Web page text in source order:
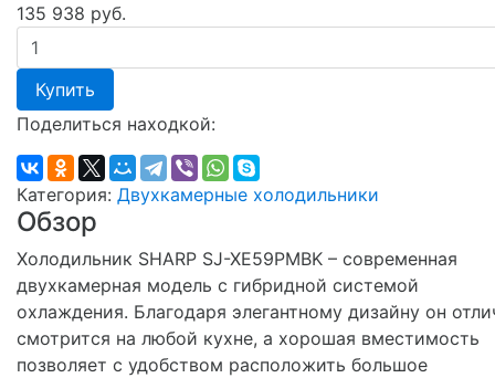
135 938 руб.
Купить
Поделиться находкой:
Категория: Двухкамерные холодильники
Обзор
Холодильник SHARP SJ-XE59PMBK – современная
двухкамерная модель с гибридной системой
охлаждения. Благодаря элегантному дизайну он
смотрится на любой кухне, а хорошая вместимость
позволяет с удобством расположить большое